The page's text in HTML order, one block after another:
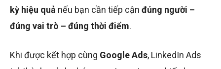
kỳ hiệu quả nếu bạn cần tiếp cận đúng người –
đúng vai trò – đúng thời điểm.
Khi được kết hợp cùng Google Ads, LinkedIn Ads